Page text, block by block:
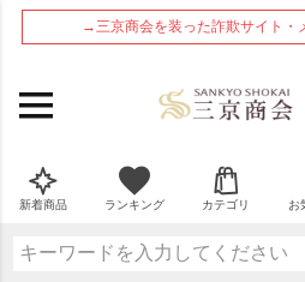
→三京商会を装った詐欺サイト・
新着商品 ランキング カテゴリ お